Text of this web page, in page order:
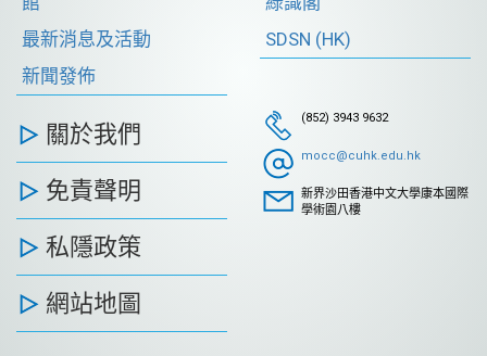
最新消息及活動
新聞發佈
SDSN (HK)
關於我們
免責聲明
私隱政策
網站地圖
(852) 3943 9632
mocc@cuhk.edu.hk
新界沙田香港中文大學康本國際
學術園八樓